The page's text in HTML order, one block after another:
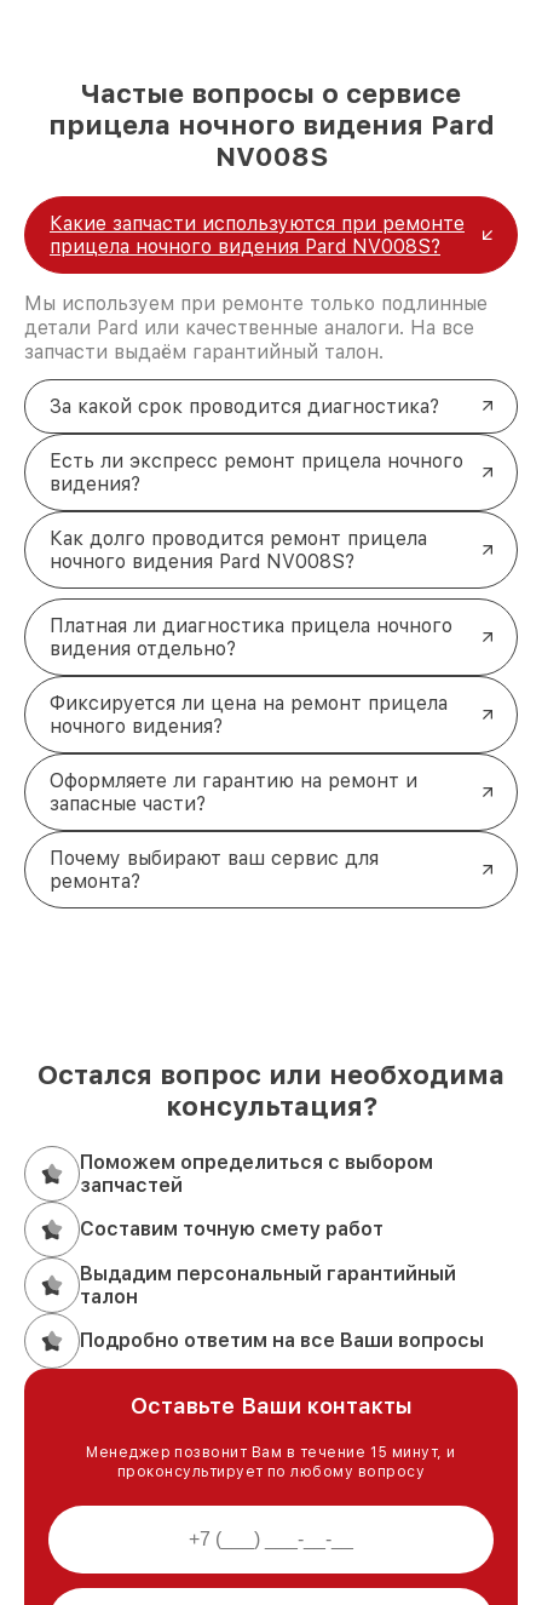
Частые вопросы о сервисе
прицела ночного видения Pard
NV008S
Какие запчасти используются при ремонте
прицела ночного видения Pard NV008S?
Мы используем при ремонте только подлинные
детали Pard или качественные аналоги. На все
запчасти выдаём гарантийный талон.
За какой срок проводится диагностика?
Есть ли экспресс ремонт прицела ночного
видения?
Как долго проводится ремонт прицела
ночного видения Pard NV008S?
Платная ли диагностика прицела ночного
видения отдельно?
Фиксируется ли цена на ремонт прицела
ночного видения?
Оформляете ли гарантию на ремонт и
запасные части?
Почему выбирают ваш сервис для
ремонта?
Остался вопрос или необходима
консультация?
Поможем определиться с выбором
запчастей
Составим точную смету работ
Выдадим персональный гарантийный
талон
Подробно ответим на все Ваши вопросы
Оставьте Ваши контакты
Менеджер позвонит Вам в течение 15 минут, и
проконсультирует по любому вопросу